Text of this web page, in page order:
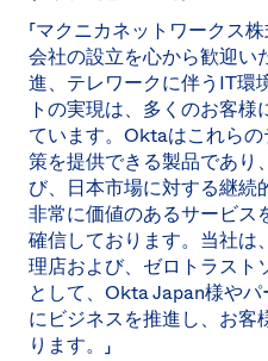
「マクニカネットワークス
会社の設立を心から歓迎い
進、テレワークに伴うIT環
トの実現は、多くのお客
ています。Oktaはこれら
策を提供できる製品であり
び、日本市場に対する継続
非常に価値のあるサービス
確信しております。当社
理店および、ゼロトラスト
として、Okta Japan様や
にビジネスを推進し、お客
ります。」